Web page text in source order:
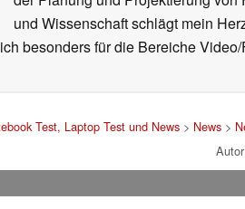
und Wissenschaft schlägt mein
besonders für die Bereiche
Test, Laptop Test und News> News>